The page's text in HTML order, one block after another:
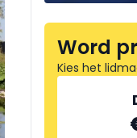
Word
Kies het